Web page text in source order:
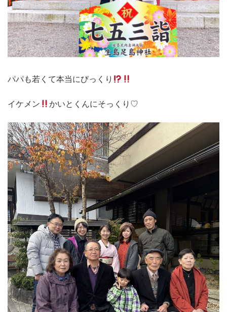
パパも若くて本当にびっくり
イケメン かいとくんにそっくり♡